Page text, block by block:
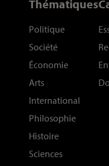
Thématiques
Politique
Société
Économie
Arts
International
Philosophie
Histoire
Sciences